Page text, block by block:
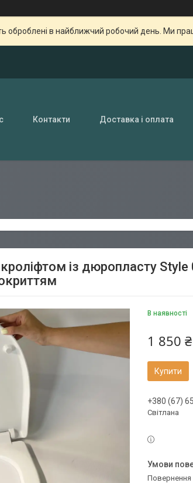
в найближчий робочий день. Ми
Контакти Доставка і оплата
із дюропласту Style
В наявності
1 850 ₴
Купити
+380 (67)
Світлана